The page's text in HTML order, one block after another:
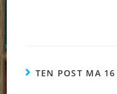
TEN POST MA